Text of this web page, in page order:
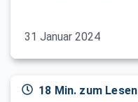
31 Januar 2024
18 Min. zum Lesen